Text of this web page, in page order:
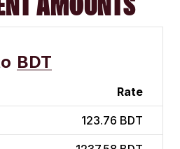
BDT
Rate
123.76 BDT